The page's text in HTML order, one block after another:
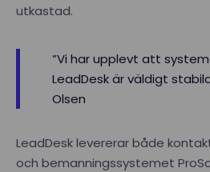
utkastad.
”Vi har upplevt att
LeadDesk är väldigt
Olsen
LeadDesk levererar både
och bemanningssystemet